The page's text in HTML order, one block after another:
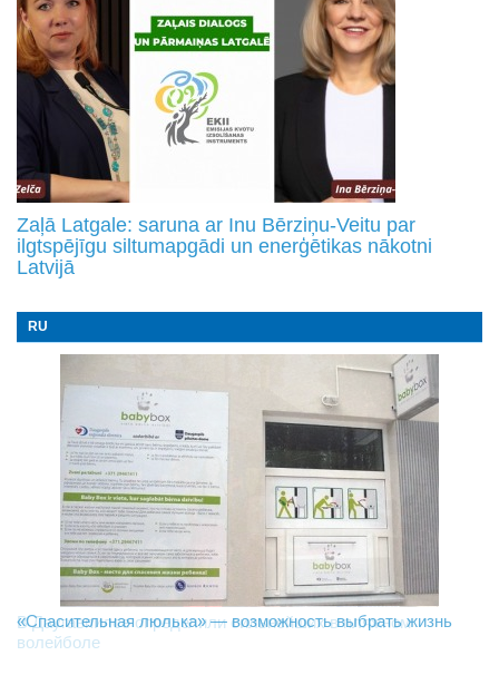
Zaļā Latgale: saruna ar Inu Bērziņu-Veitu par
ilgtspējīgu siltumapgādi un enerģētikas nākotni
Latvijā
RU
В Даугавпилсе определили сильнейших в пляжном
волейболе
«Спасительная люлька» — возможность выбрать жизнь
Новое поколение пограничников: Даугавпилсское
управление пополнили молодые специалисты